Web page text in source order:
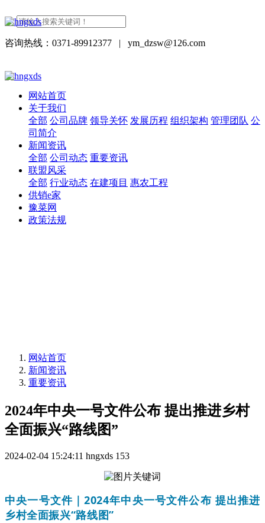
咨询热线：0371-89912377 | ym_dzsw@126.com
网站首页
关于我们
全部 公司品牌 领导关怀 发展历程 组织架构 管理团队 公
司简介
新闻资讯
全部 公司动态 重要资讯
联盟风采
全部 行业动态 在建项目 惠农工程
供销e家
豫菜网
政策法规
网站首页
新闻资讯
重要资讯
2024年中央一号文件公布 提出推进乡村
全面振兴“路线图”
2024-02-04 15:24:11 hngxds 153
中央一号文件｜2024年中央一号文件公布 提出推进
乡村全面振兴“路线图”